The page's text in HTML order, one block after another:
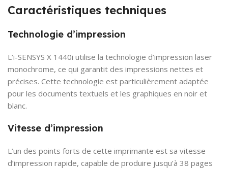
Caractéristiques techniques
Technologie d’impression
L’i-SENSYS X 1440i utilise la technologie d’impression laser
monochrome, ce qui garantit des impressions nettes et
précises. Cette technologie est particulièrement adaptée
pour les documents textuels et les graphiques en noir et
blanc.
Vitesse d’impression
L’un des points forts de cette imprimante est sa vitesse
d’impression rapide, capable de produire jusqu’à 38 pages